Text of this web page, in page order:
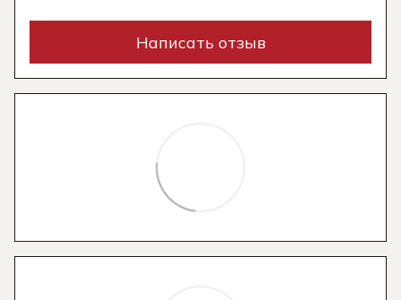
Написать отзыв